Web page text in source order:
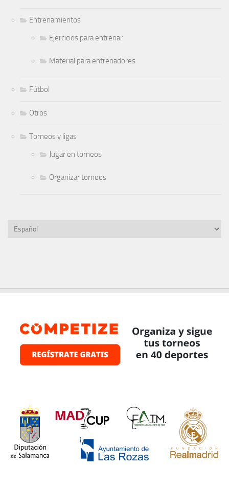
Entrenamientos
Ejercicios para entrenar
Material para entrenadores
Fútbol
Otros
Torneos y ligas
Jugar en torneos
Organizar torneos
Elegir